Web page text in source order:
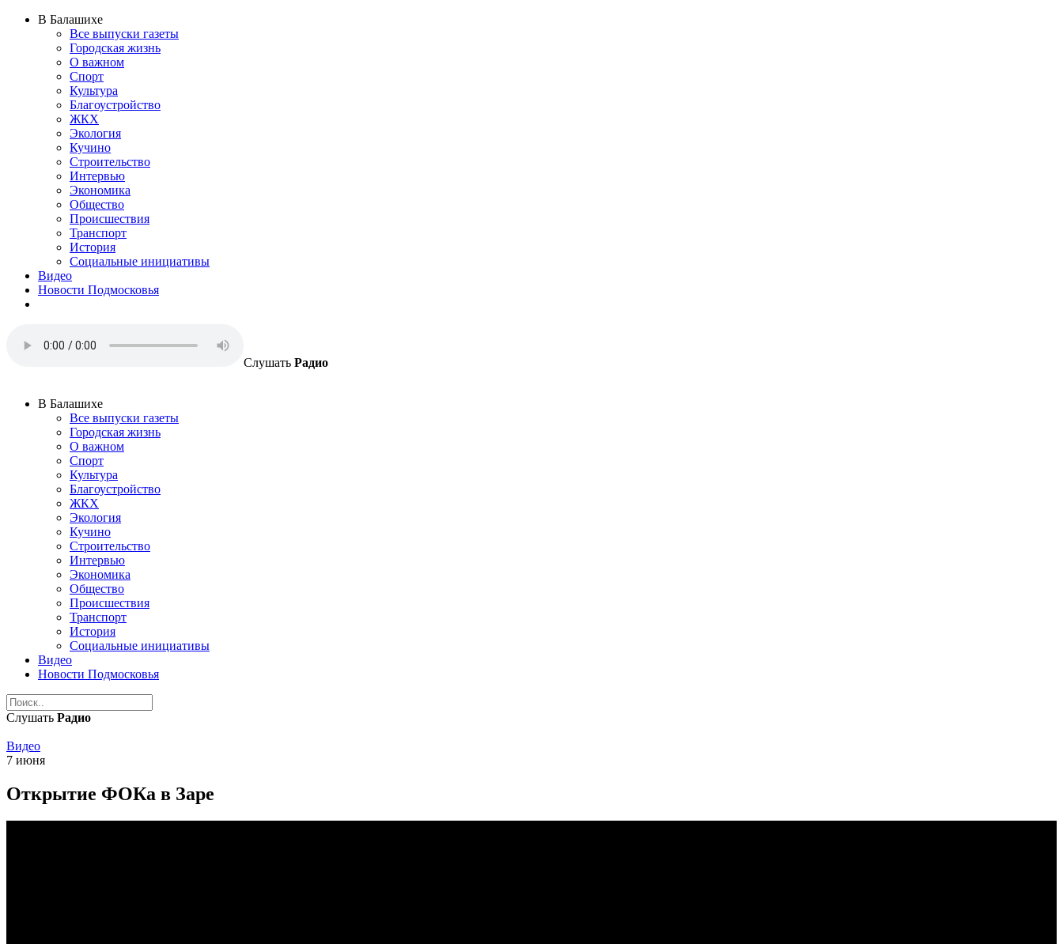
В Балашихе
Все выпуски газеты
Городская жизнь
О важном
Спорт
Культура
Благоустройство
ЖКХ
Экология
Кучино
Строительство
Интервью
Экономика
Общество
Происшествия
Транспорт
История
Социальные инициативы
Видео
Новости Подмосковья
Слушать Радио
В Балашихе
Все выпуски газеты
Городская жизнь
О важном
Спорт
Культура
Благоустройство
ЖКХ
Экология
Кучино
Строительство
Интервью
Экономика
Общество
Происшествия
Транспорт
История
Социальные инициативы
Видео
Новости Подмосковья
Слушать Радио
Видео
7 июня
Открытие ФОКа в Заре